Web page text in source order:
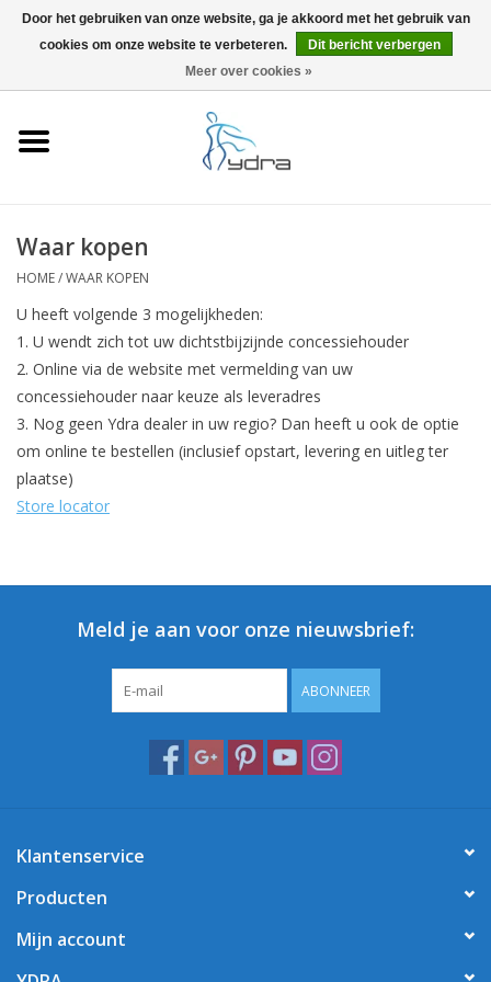
0 Artikelen - €0,00
Accessoires
Blog
Waar kopen
HOME/WAAR KOPEN
U heeft volgende 3 mogelijkheden:
U wendt zich tot uw dichtstbijzijnde concessiehouder
Online via de website met vermelding van uw
concessiehouder naar keuze als leveradres
Nog geen Ydra dealer in uw regio? Dan heeft u ook de optie
om online te bestellen (inclusief opstart, levering en uitleg ter
plaatse)
Store locator
Meld je aan voor onze nieuwsbrief:
ABONNEER
Klantenservice
Producten
Mijn account
Door het gebruiken van onze website, ga je akkoord met het gebruik van
cookies om onze website te verbeteren.
Dit bericht verbergen
Meer over cookies »